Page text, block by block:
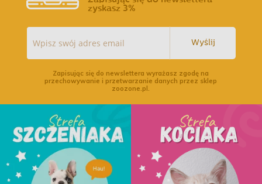
zyskasz 3%
Wyślij
Zapisując się do newslettera wyrażasz zgodę na
przechowywanie i przetwarzanie danych przez sklep
zoozone.pl.